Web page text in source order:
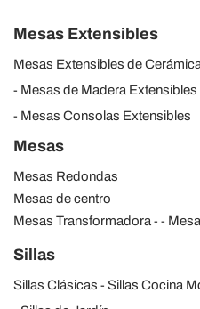
Mesas Extensibles
Mesas Extensibles de Cerámica
Mesas de Madera Extensibles
Mesas Consolas Extensibles
Mesas
Mesas Redondas
Mesas de centro
Mesas Transformadora
Sillas
Sillas Clásicas Sillas Cocina